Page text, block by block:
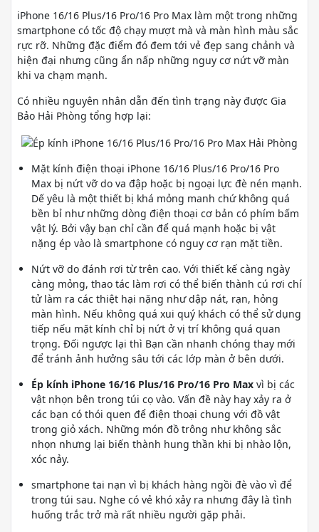
iPhone 16/16 Plus/16 Pro/16 Pro Max làm một trong những
smartphone có tốc độ chạy mượt mà và màn hình màu sắc
rực rỡ. Những đặc điểm đó đem tới vẻ đẹp sang chảnh và
hiện đại nhưng cũng ẩn nấp những nguy cơ nứt vỡ màn
khi va chạm mạnh.
Có nhiều nguyên nhân dẫn đến tình trạng này được Gia
Bảo Hải Phòng tổng hợp lại:
Mặt kính điện thoại iPhone 16/16 Plus/16 Pro/16 Pro
Max bị nứt vỡ do va đập hoặc bị ngoại lực đè nén mạnh.
Dế yêu là một thiết bị khá mỏng manh chứ không quá
bền bỉ như những dòng điện thoại cơ bản có phím bấm
vật lý. Bởi vậy bạn chỉ cần để quá mạnh hoặc bị vật
nặng ép vào là smartphone có nguy cơ rạn mặt tiền.
Nứt vỡ do đánh rơi từ trên cao. Với thiết kế càng ngày
càng mỏng, thao tác làm rơi có thể biến thành cú rơi chí
tử làm ra các thiệt hại nặng như dập nát, rạn, hỏng
màn hình. Nếu không quá xui quý khách có thể sử dụng
tiếp nếu mặt kính chỉ bị nứt ở vị trí không quá quan
trọng. Đối ngược lại thì Bạn cần nhanh chóng thay mới
để tránh ảnh hưởng sâu tới các lớp màn ở bên dưới.
Ép kính iPhone 16/16 Plus/16 Pro/16 Pro Max vì bị các
vật nhọn bên trong túi cọ vào. Vấn đề này hay xảy ra ở
các bạn có thói quen để điện thoại chung với đồ vật
trong giỏ xách. Những món đồ trông như không sắc
nhọn nhưng lại biến thành hung thần khi bị nhào lộn,
xóc nảy.
smartphone tai nạn vì bị khách hàng ngồi đè vào vì để
trong túi sau. Nghe có vẻ khó xảy ra nhưng đây là tình
huống trắc trở mà rất nhiều người gặp phải.